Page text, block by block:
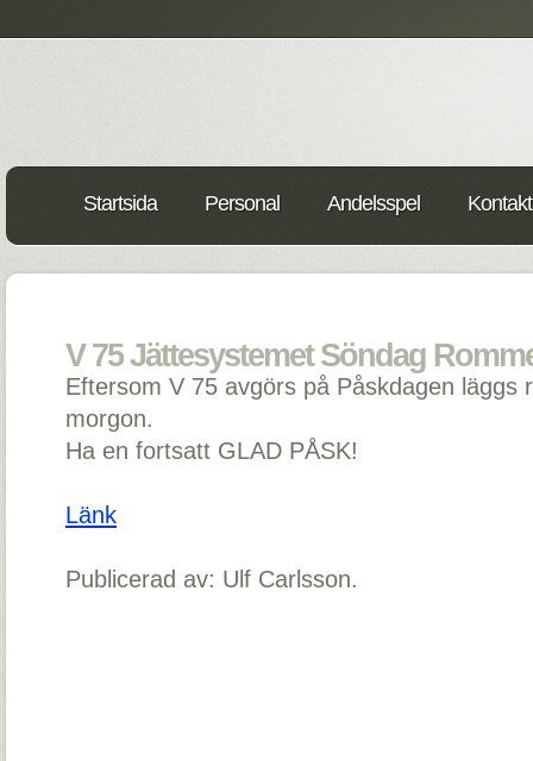
Startsida Personal Andelsspel
V 75 Jättesystemet Söndag
Eftersom V 75 avgörs på Påskdagen läggs
morgon.
Ha en fortsatt GLAD PÅSK!
Länk
Publicerad av: Ulf Carlsson.